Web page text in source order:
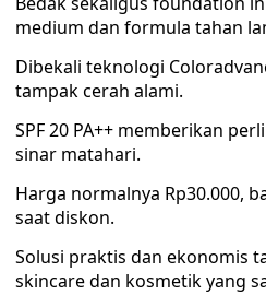
medium dan formula tahan
Dibekali teknologi
tampak cerah alami.
SPF 20 PA++ memberikan
sinar matahari.
Harga normalnya Rp30.000,
saat diskon.
Solusi praktis dan ekonomis
skincare dan kosmetik yang